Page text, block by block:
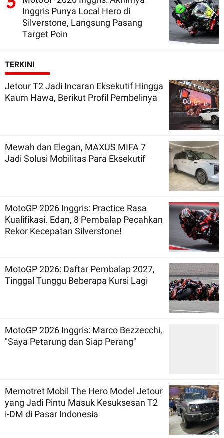
Inggris Punya Local Hero di
Silverstone, Langsung Pasang
Target Poin
TERKINI
Jetour T2 Jadi Incaran Eksekutif Hingga
Kaum Hawa, Berikut Profil Pembelinya
Mewah dan Elegan, MAXUS MIFA 7
Jadi Solusi Mobilitas Para Eksekutif
MotoGP 2026 Inggris: Practice Rasa
Kualifikasi. Edan, 8 Pembalap Pecahkan
Rekor Kecepatan Silverstone!
MotoGP 2026: Daftar Pembalap 2027,
Tinggal Tunggu Beberapa Kursi Lagi
MotoGP 2026 Inggris: Marco Bezzecchi,
"Saya Petarung dan Siap Perang"
Memotret Mobil The Hero Model Jetour
yang Jadi Pintu Masuk Kesuksesan T2
i-DM di Pasar Indonesia